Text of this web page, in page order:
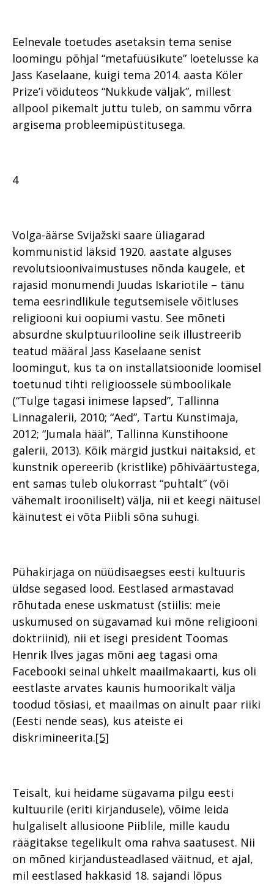
Eelnevale toetudes asetaksin tema senise
loomingu põhjal “metafüüsikute” loetelusse ka
Jass Kaselaane, kuigi tema 2014. aasta Köler
Prize’i võiduteos “Nukkude väljak”, millest
allpool pikemalt juttu tuleb, on sammu võrra
argisema probleemipüstitusega.
4
Volga-äärse Svijažski saare üliagarad
kommunistid läksid 1920. aastate alguses
revolutsioonivaimustuses nõnda kaugele, et
rajasid monumendi Juudas Iskariotile – tänu
tema eesrindlikule tegutsemisele võitluses
religiooni kui oopiumi vastu. See mõneti
absurdne skulptuurilooline seik illustreerib
teatud määral Jass Kaselaane senist
loomingut, kus ta on installatsioonide loomisel
toetunud tihti religioossele sümboolikale
(“Tulge tagasi inimese lapsed”, Tallinna
Linnagalerii, 2010; “Aed”, Tartu Kunstimaja,
2012; “Jumala hääl”, Tallinna Kunstihoone
galerii, 2013). Kõik märgid justkui näitaksid, et
kunstnik opereerib (kristlike) põhiväärtustega,
ent samas tuleb olukorrast “puhtalt” (või
vähemalt irooniliselt) välja, nii et keegi näitusel
käinutest ei võta Piibli sõna suhugi.
Pühakirjaga on nüüdisaegses eesti kultuuris
üldse segased lood. Eestlased armastavad
rõhutada enese uskmatust (stiilis: meie
uskumused on sügavamad kui mõne religiooni
doktriinid), nii et isegi president Toomas
Henrik Ilves jagas mõni aeg tagasi oma
Facebooki seinal uhkelt maailmakaarti, kus oli
eestlaste arvates kaunis humoorikalt välja
toodud tõsiasi, et maailmas on ainult paar riiki
(Eesti nende seas), kus ateiste ei
diskrimineerita.[5]
Teisalt, kui heidame sügavama pilgu eesti
kultuurile (eriti kirjandusele), võime leida
hulgaliselt allusioone Piiblile, mille kaudu
räägitakse tegelikult oma rahva saatusest. Nii
on mõned kirjandusteadlased väitnud, et ajal,
mil eestlased hakkasid 18. sajandi lõpus